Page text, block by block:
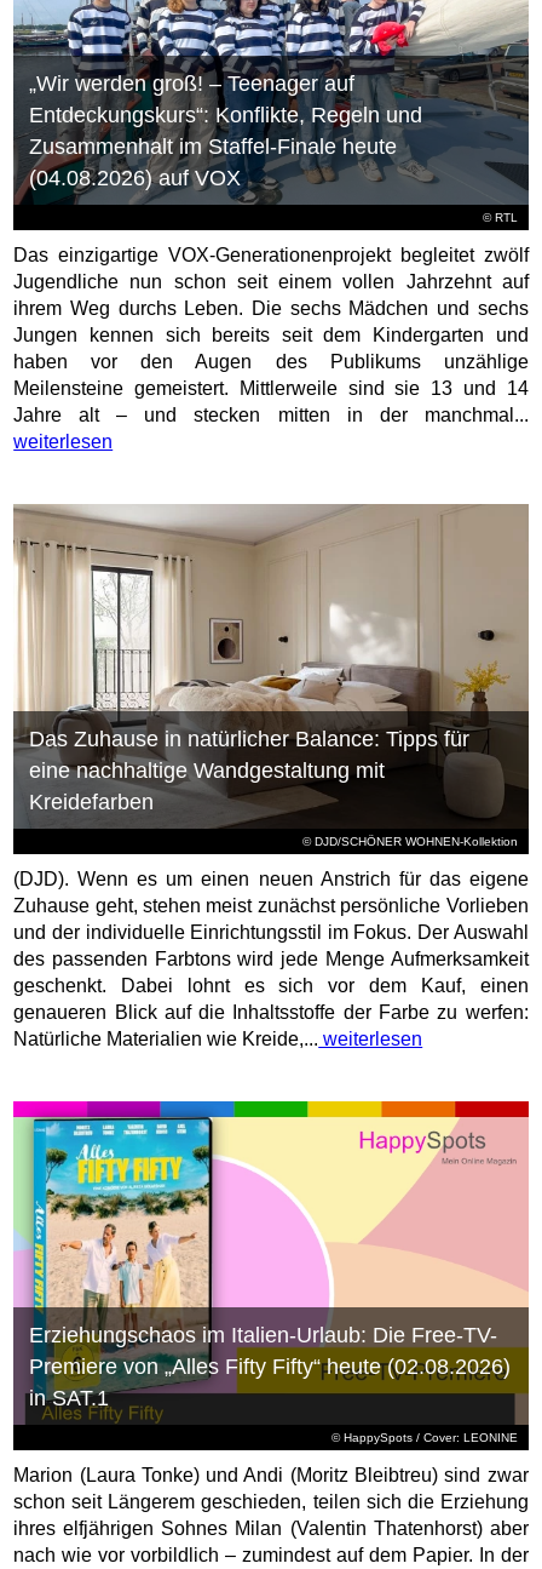
©RTL
„Wir werden groß! – Teenager auf
Entdeckungskurs“: Konflikte, Regeln und
Zusammenhalt im Staffel-Finale heute
(04.08.2026) auf VOX
Das einzigartige VOX-Generationenprojekt begleitet zwölf
Jugendliche nun schon seit einem vollen Jahrzehnt auf
ihrem Weg durchs Leben. Die sechs Mädchen und sechs
Jungen kennen sich bereits seit dem Kindergarten und
haben vor den Augen des Publikums unzählige
Meilensteine gemeistert. Mittlerweile sind sie 13 und 14
Jahre alt – und stecken mitten in der manchmal...
weiterlesen
© DJD/SCHÖNER WOHNEN-Kollektion
Das Zuhause in natürlicher Balance: Tipps für
eine nachhaltige Wandgestaltung mit
Kreidefarben
(DJD). Wenn es um einen neuen Anstrich für das eigene
Zuhause geht, stehen meist zunächst persönliche Vorlieben
und der individuelle Einrichtungsstil im Fokus. Der Auswahl
des passenden Farbtons wird jede Menge Aufmerksamkeit
geschenkt. Dabei lohnt es sich vor dem Kauf, einen
genaueren Blick auf die Inhaltsstoffe der Farbe zu werfen:
Natürliche Materialien wie Kreide,... weiterlesen
© HappySpots / Cover: LEONINE
Erziehungschaos im Italien-Urlaub: Die Free-TV-
Premiere von „Alles Fifty Fifty“ heute (02.08.2026)
in SAT.1
Marion (Laura Tonke) und Andi (Moritz Bleibtreu) sind zwar
schon seit Längerem geschieden, teilen sich die Erziehung
ihres elfjährigen Sohnes Milan (Valentin Thatenhorst) aber
nach wie vor vorbildlich – zumindest auf dem Papier. In der